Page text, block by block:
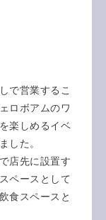
で営業するこ
ロボアムのワ
楽しめるイベ
した。
店先に設置す
ペースとして
食スペースと